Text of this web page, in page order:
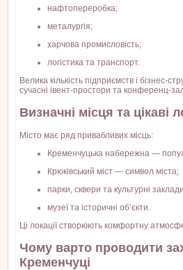
нафтопереробка;
металургія;
харчова промисловість;
логістика та транспорт.
Велика кількість підприємств і бізнес-
сучасні івент-простори та конференц-
Визначні місця та цікаві
Місто має ряд привабливих місць:
Кременчуцька набережна —
Крюківський міст — символ міста;
парки, сквери та культурні
музеї та історичні об’єкти.
Ці локації створюють комфортну
Чому варто проводити
Кременчуці